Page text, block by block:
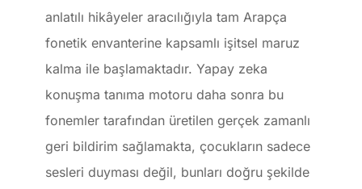
anlatılı hikâyeler aracılığıyla tam Arapça
fonetik envanterine kapsamlı işitsel maruz
kalma ile başlamaktadır. Yapay zeka
konuşma tanıma motoru daha sonra bu
fonemler tarafından üretilen gerçek zamanlı
geri bildirim sağlamakta, çocukların sadece
sesleri duyması değil, bunları doğru şekilde